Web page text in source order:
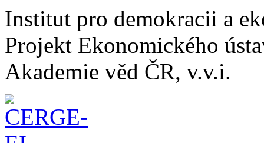
Institut pro demokracii a
Projekt Ekonomického
Akademie věd ČR, v.v.i.